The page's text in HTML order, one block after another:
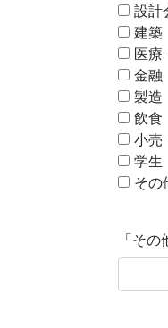
設計
建築
医療
金融
製造
飲食
小売
学生
その
「そ